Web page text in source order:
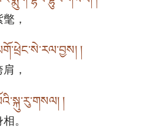
，
།
，
།
。